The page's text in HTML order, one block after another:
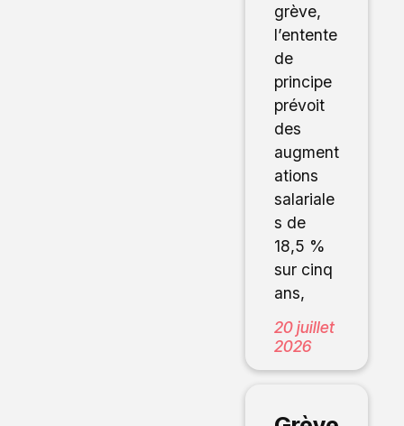
grève,
l’entente
de
principe
prévoit
des
augment
ations
salariale
s de
18,5 %
sur cinq
ans,
20 juillet
2026